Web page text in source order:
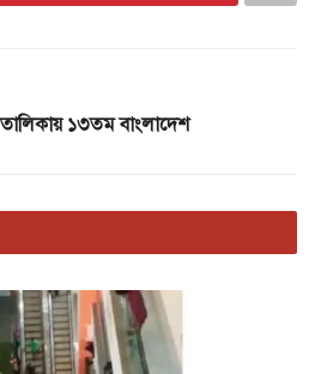
তালিকায় ১৩তম বাংলাদেশ